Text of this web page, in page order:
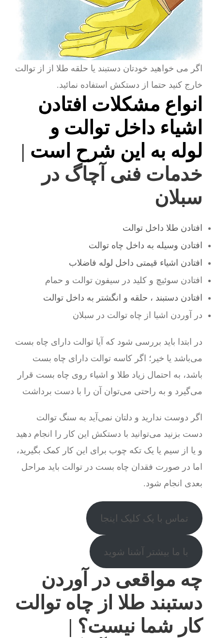
اگر می خواهید خودتان دستبند یا حلقه طلا از از توالت
خارج کنید حتما از دستکش استفاده نمائید.
انواع مشکلات افتادن
اشیاء داخل توالت و
لوله به این شرح است |
خدمات فنی آچاگ در
سبلان
افتادن طلا داخل توالت
افتادن وسیله به داخل چاه توالت
افتادن اشیاء قیمتی داخل لوله فاضلاب
افتادن سوئیچ و کلید در سیفون توالت و حمام
افتادن دستبند ، حلقه و انگشتر به داخل توالت
در آوردن اشیا از چاه توالت در سبلان
در ابتدا باید بررسی شود که آیا توالت دارای چاه بست
می‌باشد یا خیر؛ اگر کاسه توالت دارای چاه بست
باشد، به احتمال زیاد طلا و اشیاء روی چاه بست قرار
می‌گیرد و به راحتی می‌توان آن را با دست برداشت
اگر دوست ندارید و دلتان نمی‌آید به سنگ توالت
دست بزنید می‌توانید با دستکش این کار را انجام دهید
و یا از سیم یا یک تکه چوب برای این کار کمک بگیرید،
اما در صورت فقدان چاه بست در توالت باید مراحل
بعدی انجام شود.
تماس با یک کلیک اینجا
با ما بیشتر آشنا شوید
چه مواقعی در آوردن
دستبند طلا از چاه توالت
کار شما نیست؟ |